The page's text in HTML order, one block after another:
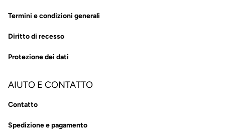
Termini e condizioni generali
Diritto di recesso
Protezione dei dati
AIUTO E CONTATTO
Contatto
Spedizione e pagamento